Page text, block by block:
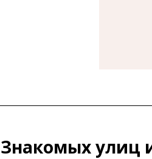
Знакомых улиц